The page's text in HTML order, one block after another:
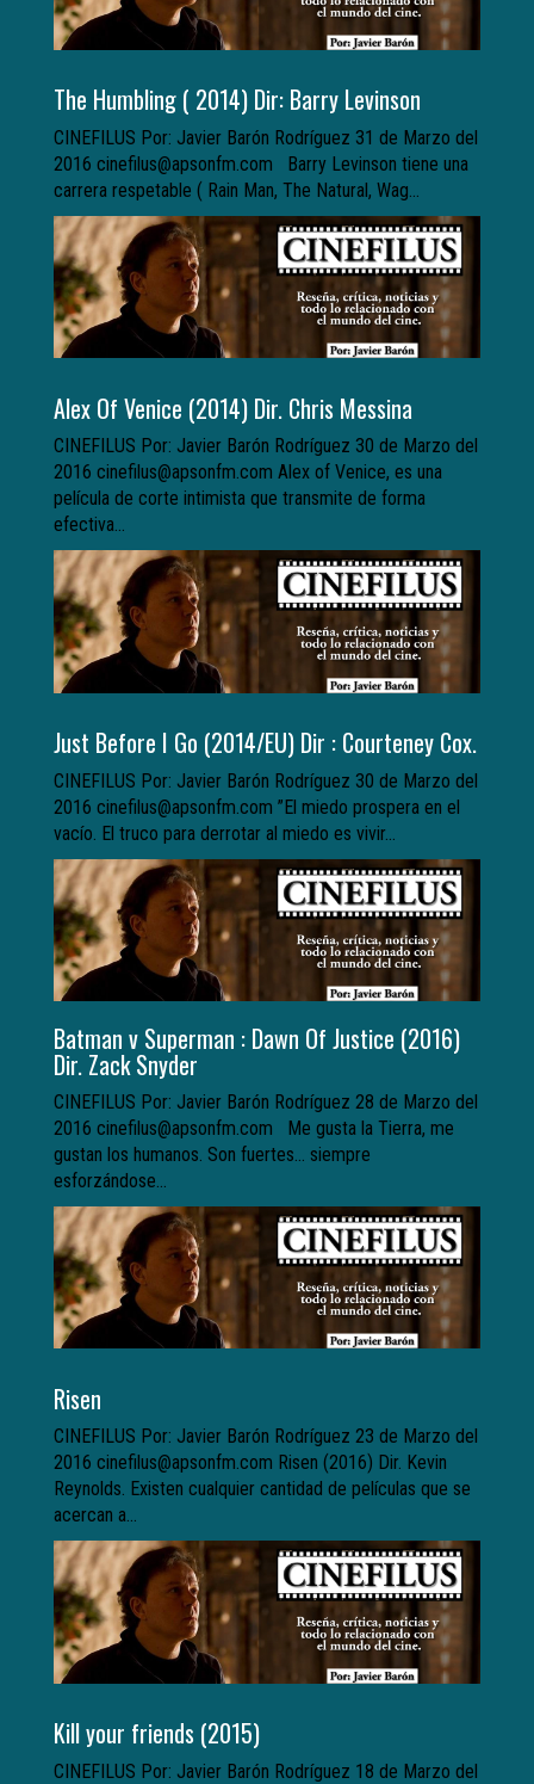
The Humbling ( 2014) Dir: Barry Levinson
CINEFILUS Por: Javier Barón Rodríguez 31 de Marzo del
2016 cinefilus@apsonfm.com Barry Levinson tiene una
carrera respetable ( Rain Man, The Natural, Wag...
Alex Of Venice (2014) Dir. Chris Messina
CINEFILUS Por: Javier Barón Rodríguez 30 de Marzo del
2016 cinefilus@apsonfm.com Alex of Venice, es una
película de corte intimista que transmite de forma
efectiva...
Just Before I Go (2014/EU) Dir : Courteney Cox.
CINEFILUS Por: Javier Barón Rodríguez 30 de Marzo del
2016 cinefilus@apsonfm.com ”El miedo prospera en el
vacío. El truco para derrotar al miedo es vivir...
Batman v Superman : Dawn Of Justice (2016)
Dir. Zack Snyder
CINEFILUS Por: Javier Barón Rodríguez 28 de Marzo del
2016 cinefilus@apsonfm.com Me gusta la Tierra, me
gustan los humanos. Son fuertes… siempre
esforzándose...
Risen
CINEFILUS Por: Javier Barón Rodríguez 23 de Marzo del
2016 cinefilus@apsonfm.com Risen (2016) Dir. Kevin
Reynolds. Existen cualquier cantidad de películas que se
acercan a...
Kill your friends (2015)
CINEFILUS Por: Javier Barón Rodríguez 18 de Marzo del